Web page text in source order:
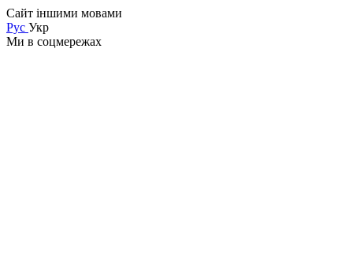
Сайт іншими мовами
Рус Укр
Ми в соцмережах